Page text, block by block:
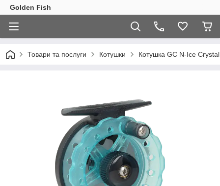
Golden Fish
Товари та послуги Котушки Котушка GC N-Ice